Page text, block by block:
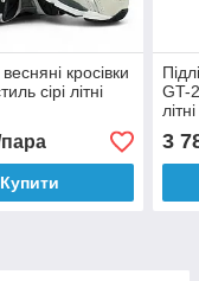
весняні кросівки
сірі літні
Купити
GT-
3